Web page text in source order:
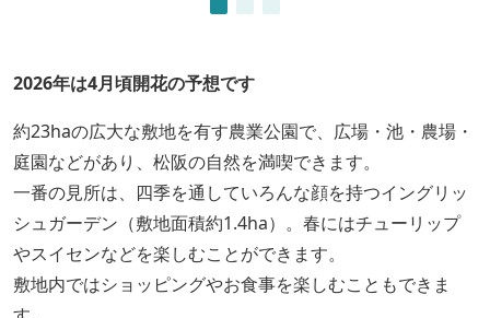
2026年は4月頃開花の予想です
約23haの広大な敷地を有す農業公園で、広場・池・農場・
庭園などがあり、松阪の自然を満喫できます。
一番の見所は、四季を通していろんな顔を持つイングリッ
シュガーデン（敷地面積約1.4ha）。春にはチューリップ
やスイセンなどを楽しむことができます。
敷地内ではショッピングやお食事を楽しむこともできま